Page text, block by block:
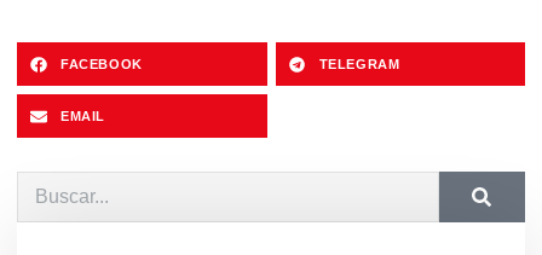
FACEBOOK TELEGRAM
EMAIL